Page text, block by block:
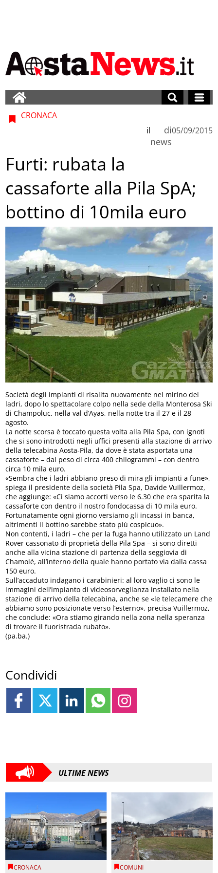
CRONACA
di
news
il 05/09/2015
Furti: rubata la
cassaforte alla Pila SpA;
bottino di 10mila euro
Società degli impianti di risalita nuovamente nel mirino dei
ladri, dopo lo spettacolare colpo nella sede della Monterosa Ski
di Champoluc, nella val d’Ayas, nella notte tra il 27 e il 28
agosto.
La notte scorsa è toccato questa volta alla Pila Spa, con ignoti
che si sono introdotti negli uffici presenti alla stazione di arrivo
della telecabina Aosta-Pila, da dove è stata asportata una
cassaforte – dal peso di circa 400 chilogrammi – con dentro
circa 10 mila euro.
«Sembra che i ladri abbiano preso di mira gli impianti a fune»,
spiega il presidente della società Pila Spa, Davide Vuillermoz,
che aggiunge: «Ci siamo accorti verso le 6.30 che era sparita la
cassaforte con dentro il nostro fondocassa di 10 mila euro.
Fortunatamente ogni giorno versiamo gli incassi in banca,
altrimenti il bottino sarebbe stato più cospicuo».
Non contenti, i ladri – che per la fuga hanno utilizzato un Land
Rover cassonato di proprietà della Pila Spa – si sono diretti
anche alla vicina stazione di partenza della seggiovia di
Chamolé, all’interno della quale hanno portato via dalla cassa
150 euro.
Sull’accaduto indagano i carabinieri: al loro vaglio ci sono le
immagini dell’impianto di videosorveglianza installato nella
stazione di arrivo della telecabina, anche se «le telecamere che
abbiamo sono posizionate verso l’esterno», precisa Vuillermoz,
che conclude: «Ora stiamo girando nella zona nella speranza
di trovare il fuoristrada rubato».
(pa.ba.)
Condividi
ULTIME NEWS
CRONACA COMUNI